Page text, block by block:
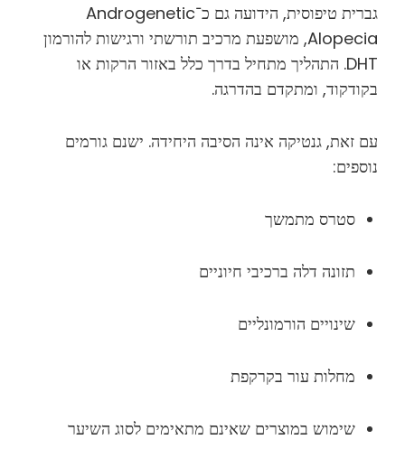
גברית טיפוסית, הידועה גם כ־Androgenetic
Alopecia, מושפעת מרכיב תורשתי ורגישות להורמון
DHT. התהליך מתחיל בדרך כלל באזור הרקות או
בקודקוד, ומתקדם בהדרגה.
עם זאת, גנטיקה אינה הסיבה היחידה. ישנם גורמים
נוספים:
סטרס מתמשך
תזונה דלה ברכיבי חיוניים
שינויים הורמונליים
מחלות עור בקרקפת
שימוש במוצרים שאינם מתאימים לסוג השיער